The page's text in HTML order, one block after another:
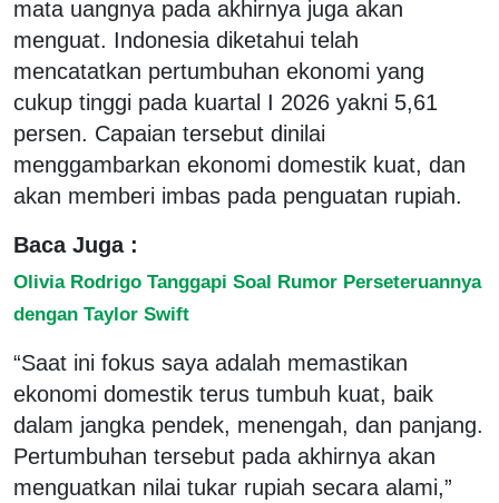
mata uangnya pada akhirnya juga akan
menguat. Indonesia diketahui telah
mencatatkan pertumbuhan ekonomi yang
cukup tinggi pada kuartal I 2026 yakni 5,61
persen. Capaian tersebut dinilai
menggambarkan ekonomi domestik kuat, dan
akan memberi imbas pada penguatan rupiah.
Baca Juga :
Olivia Rodrigo Tanggapi Soal Rumor Perseteruannya
dengan Taylor Swift
“Saat ini fokus saya adalah memastikan
ekonomi domestik terus tumbuh kuat, baik
dalam jangka pendek, menengah, dan panjang.
Pertumbuhan tersebut pada akhirnya akan
menguatkan nilai tukar rupiah secara alami,”